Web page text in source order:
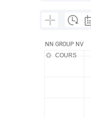
NN GROUP NV
COURS